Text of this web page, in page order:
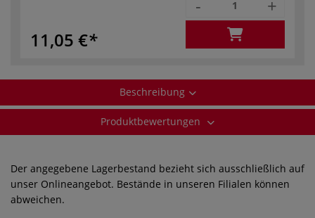
11,05 €
- +
Beschreibung
Produktbewertungen
Der angegebene Lagerbestand bezieht sich ausschließlich auf
unser Onlineangebot. Bestände in unseren Filialen können
abweichen.